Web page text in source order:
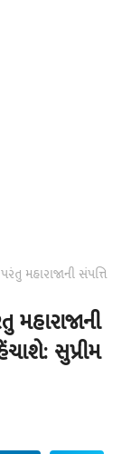
મહારાજાની સંપત્તિ
મહારાજાની
સુપ્રીમ